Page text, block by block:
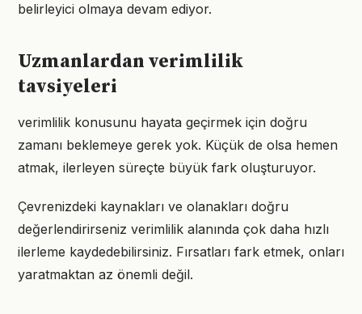
belirleyici olmaya devam ediyor.
Uzmanlardan verimlilik
tavsiyeleri
verimlilik konusunu hayata geçirmek için doğru
zamanı beklemeye gerek yok. Küçük de olsa hemen
atmak, ilerleyen süreçte büyük fark oluşturuyor.
Çevrenizdeki kaynakları ve olanakları doğru
değerlendirirseniz verimlilik alanında çok daha hızlı
ilerleme kaydedebilirsiniz. Fırsatları fark etmek, onları
yaratmaktan az önemli değil.